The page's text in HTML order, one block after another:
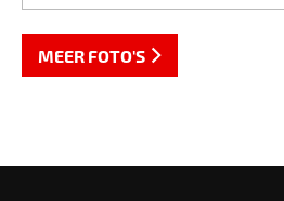
MEER FOTO'S